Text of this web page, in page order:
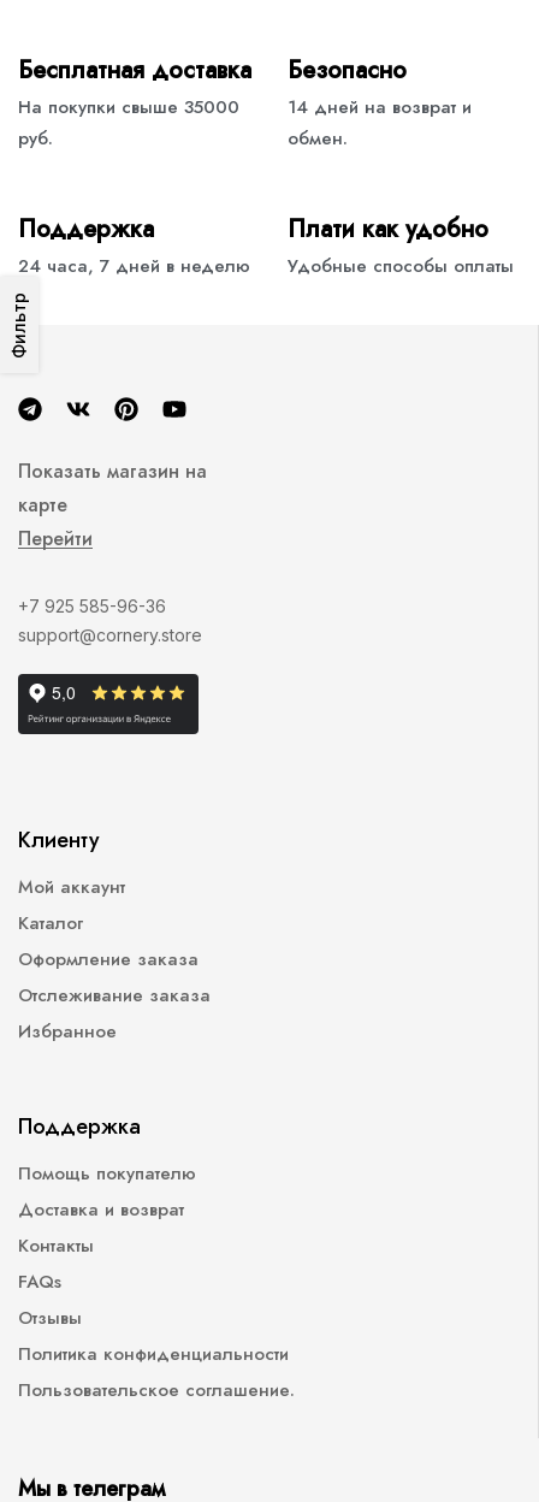
Фильтр
Бесплатная доставка
На покупки свыше 35000
руб.
Безопасно
14 дней на возврат и
обмен.
Поддержка
24 часа, 7 дней в неделю
Плати как удобно
Удобные способы оплаты
Показать магазин на
карте
Перейти
+7 925 585-96-36
support@cornery.store
Клиенту
Мой аккаунт
Каталог
Оформление заказа
Отслеживание заказа
Избранное
Поддержка
Помощь покупателю
Доставка и возврат
Контакты
FAQs
Отзывы
Политика конфиденциальности
Пользовательское соглашение.
Мы в телеграм